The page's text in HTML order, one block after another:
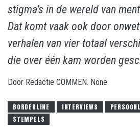
stigma’s in de wereld van
Dat komt vaak ook door
verhalen van vier totaal
die over één kam worden
Door Redactie COMMEN. None
BORDERLINE INTERVIEWS
STEMPELS